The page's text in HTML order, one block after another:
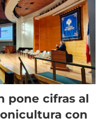
pone cifras al
con